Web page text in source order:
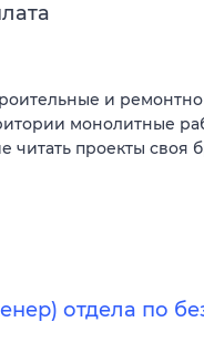
и
монолитные
читать проекты своя
отдела по